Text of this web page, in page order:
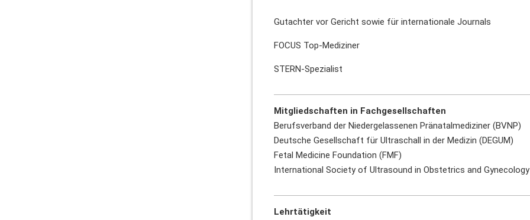
Gutachter vor Gericht sowie für internationale Journals
FOCUS Top-Mediziner
STERN-Spezialist
Mitgliedschaften in Fachgesellschaften
Berufsverband der Niedergelassenen Pränatalmediziner (BVNP)
Deutsche Gesellschaft für Ultraschall in der Medizin (DEGUM)
Fetal Medicine Foundation (FMF)
International Society of Ultrasound in Obstetrics and Gynecology
Lehrtätigkeit